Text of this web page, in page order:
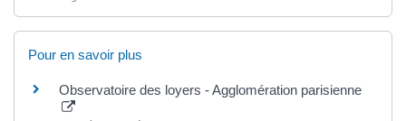
Pour en savoir plus
Observatoire des loyers - Agglomération parisienne